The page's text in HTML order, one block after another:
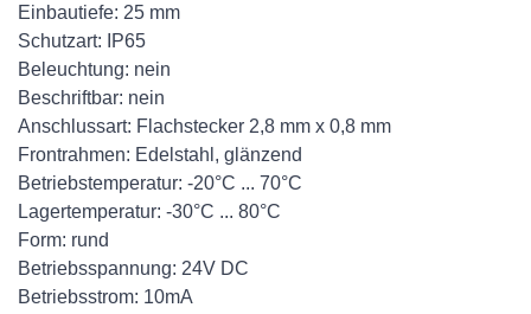
Einbautiefe: 25 mm
Schutzart: IP65
Beleuchtung: nein
Beschriftbar: nein
Anschlussart: Flachstecker 2,8 mm x 0,8 mm
Frontrahmen: Edelstahl, glänzend
Betriebstemperatur: -20°C ... 70°C
Lagertemperatur: -30°C ... 80°C
Form: rund
Betriebsspannung: 24V DC
Betriebsstrom: 10mA